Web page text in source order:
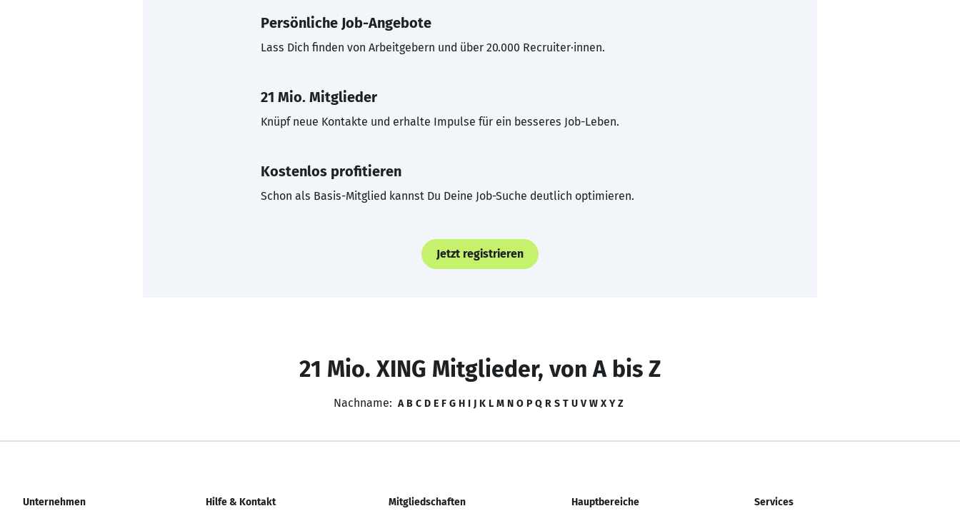
Persönliche Job-Angebote
Lass Dich finden von Arbeitgebern und über 20.000 Recruiter·innen.
21 Mio. Mitglieder
Knüpf neue Kontakte und erhalte Impulse für ein besseres Job-Leben.
Kostenlos profitieren
Schon als Basis-Mitglied kannst Du Deine Job-Suche deutlich optimieren.
Jetzt registrieren
21 Mio. XING Mitglieder, von A bis Z
Nachname: A B C D E F G H I J K L M N O P Q R S T U V W X Y Z
Unternehmen Hilfe & Kontakt Mitgliedschaften Hauptbereiche Services